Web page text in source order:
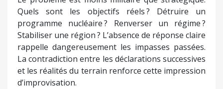
Quels sont les objectifs réels ? Détruire un
programme nucléaire ? Renverser un régime ?
Stabiliser une région ? L’absence de réponse claire
rappelle dangereusement les impasses passées.
La contradiction entre les déclarations successives
et les réalités du terrain renforce cette impression
d’improvisation.